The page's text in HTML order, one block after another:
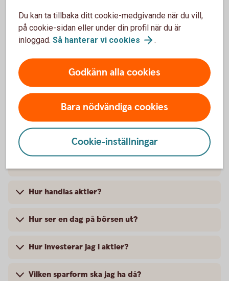
Handla med och investera i aktier -
frågor och svar
Varför ska jag investera i aktier?
Varför ger ett bolag ut aktier?
Vad är stamaktier, preferensaktier och
Hur handlas aktier?
Hur ser en dag på börsen ut?
Hur investerar jag i aktier?
Vilken sparform ska jag ha då?
Du kan ta tillbaka ditt cookie-medgivande när du vill,
på cookie-sidan eller under din profil när du är
inloggad. Så hanterar vi cookies .
Godkänn alla cookies
Bara nödvändiga cookies
Cookie-inställningar